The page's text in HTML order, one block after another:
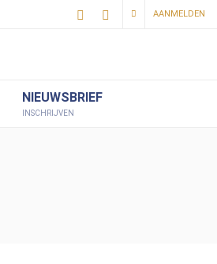
AANMELDEN
NIEUWSBRIEF
INSCHRIJVEN